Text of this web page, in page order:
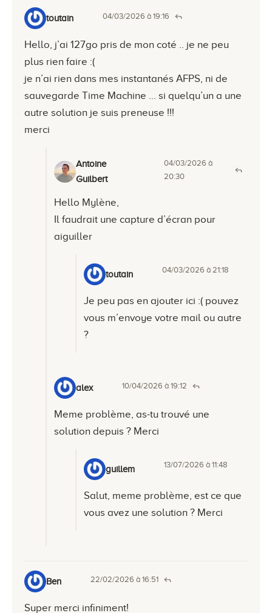
toutain 04/03/2026 à 19:16
Hello, j’ai 127go pris de mon coté .. je ne peu
plus rien faire :(
je n’ai rien dans mes instantanés AFPS, ni de
sauvegarde Time Machine … si quelqu’un a une
autre solution je suis preneuse !!!
merci
Antoine
Guilbert
04/03/2026 à
20:30
Hello Mylène,
Il faudrait une capture d’écran pour
aiguiller
toutain 04/03/2026 à 21:18
Je peu pas en ajouter ici :( pouvez
vous m’envoye votre mail ou autre
?
alex 10/04/2026 à 19:12
Meme problème, as-tu trouvé une
solution depuis ? Merci
guillem 13/07/2026 à 11:48
Salut, meme problème, est ce que
vous avez une solution ? Merci
Ben 22/02/2026 à 16:51
Super merci infiniment!